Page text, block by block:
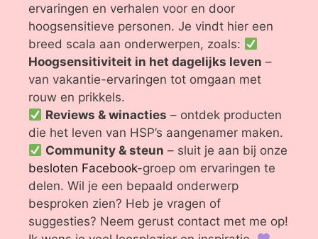
ervaringen en verhalen voor en door
hoogsensitieve personen. Je vindt hier een
breed scala aan onderwerpen, zoals:
Hoogsensitiviteit in het dagelijks leven –
van vakantie-ervaringen tot omgaan met
rouw en prikkels.
Reviews & winacties – ontdek producten
die het leven van HSP’s aangenamer maken.
Community & steun – sluit je aan bij onze
besloten Facebook-groep om ervaringen te
delen. Wil je een bepaald onderwerp
besproken zien? Heb je vragen of
suggesties? Neem gerust contact met me op!